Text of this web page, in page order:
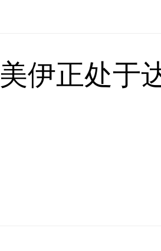
伊正处于